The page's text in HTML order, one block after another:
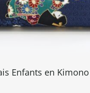
Enfants en